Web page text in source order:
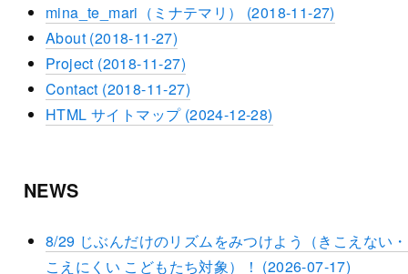
mina_te_mari（ミナテマリ） (2018-11-27)
About (2018-11-27)
Project (2018-11-27)
Contact (2018-11-27)
HTML サイトマップ (2024-12-28)
NEWS
8/29 じぶんだけのリズムをみつけよう（きこえない
こえにくい こどもたち対象）！ (2026-07-17)